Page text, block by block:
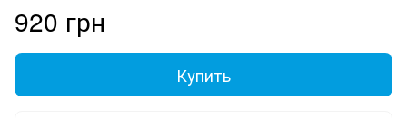
920 грн
Купить